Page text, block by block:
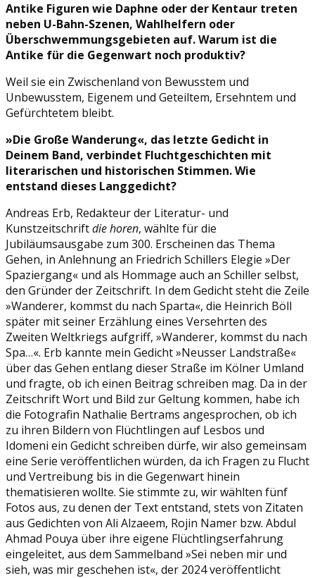
Antike Figuren wie Daphne oder der Kentaur treten
neben U-Bahn-Szenen, Wahlhelfern oder
Überschwemmungsgebieten auf. Warum ist die
Antike für die Gegenwart noch produktiv?
Weil sie ein Zwischenland von Bewusstem und
Unbewusstem, Eigenem und Geteiltem, Ersehntem und
Gefürchtetem bleibt.
»Die Große Wanderung«, das letzte Gedicht in
Deinem Band, verbindet Fluchtgeschichten mit
literarischen und historischen Stimmen. Wie
entstand dieses Langgedicht?
Andreas Erb, Redakteur der Literatur- und
Kunstzeitschriftdie horen, wählte für die
Jubiläumsausgabe zum 300. Erscheinen das Thema
Gehen, in Anlehnung an Friedrich Schillers Elegie »Der
Spaziergang« und als Hommage auch an Schiller selbst,
den Gründer der Zeitschrift. In dem Gedicht steht die Zeile
»Wanderer, kommst du nach Sparta«, die Heinrich Böll
später mit seiner Erzählung eines Versehrten des
Zweiten Weltkriegs aufgriff, »Wanderer, kommst du nach
Spa…«. Erb kannte mein Gedicht »Neusser Landstraße«
über das Gehen entlang dieser Straße im Kölner Umland
und fragte, ob ich einen Beitrag schreiben mag. Da in der
Zeitschrift Wort und Bild zur Geltung kommen, habe ich
die Fotografin Nathalie Bertrams angesprochen, ob ich
zu ihren Bildern von Flüchtlingen auf Lesbos und
Idomeni ein Gedicht schreiben dürfe, wir also gemeinsam
eine Serie veröffentlichen würden, da ich Fragen zu Flucht
und Vertreibung bis in die Gegenwart hinein
thematisieren wollte. Sie stimmte zu, wir wählten fünf
Fotos aus, zu denen der Text entstand, stets von Zitaten
aus Gedichten von Ali Alzaeem, Rojin Namer bzw. Abdul
Ahmad Pouya über ihre eigene Flüchtlingserfahrung
eingeleitet, aus dem Sammelband »Sei neben mir und
sieh, was mir geschehen ist«, der 2024 veröffentlicht